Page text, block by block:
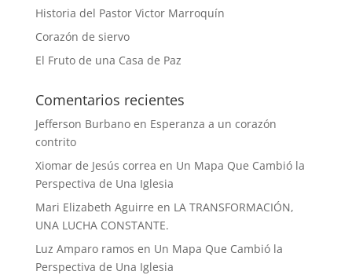
Historia del Pastor Victor Marroquín
Corazón de siervo
El Fruto de una Casa de Paz
Comentarios recientes
Jefferson Burbanoen Esperanza a un corazón
contrito
Xiomar de Jesús correa en Un Mapa Que Cambió la
Perspectiva de Una Iglesia
Mari Elizabeth Aguirre en LA TRANSFORMACIÓN,
UNA LUCHA CONSTANTE.
Luz Amparo ramos en Un Mapa Que Cambió la
Perspectiva de Una Iglesia